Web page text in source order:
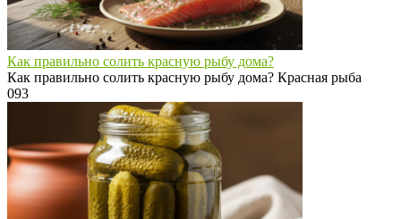
Как правильно солить красную рыбу дома?
Как правильно солить красную рыбу дома? Красная рыба
093